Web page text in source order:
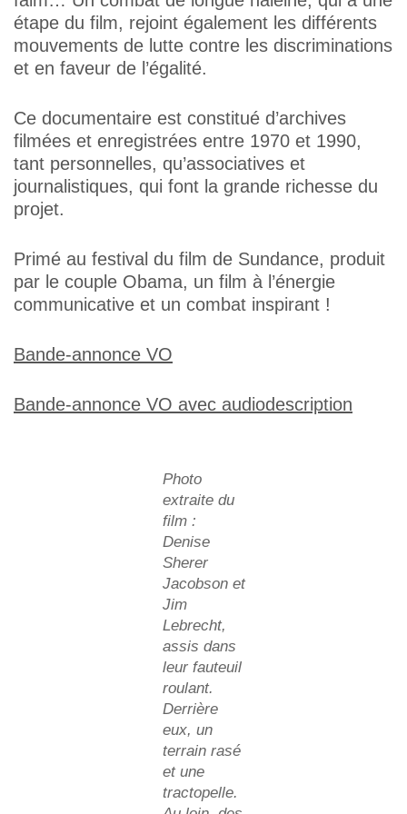
étape du film, rejoint également les différents
mouvements de lutte contre les discriminations
et en faveur de l’égalité.
Ce documentaire est constitué d’archives
filmées et enregistrées entre 1970 et 1990,
tant personnelles, qu’associatives et
journalistiques, qui font la grande richesse du
projet.
Primé au festival du film de Sundance, produit
par le couple Obama, un film à l’énergie
communicative et un combat inspirant !
Bande-annonce VO
Bande-annonce VO avec audiodescription
Photo
extraite du
film :
Denise
Sherer
Jacobson et
Jim
Lebrecht,
assis dans
leur fauteuil
roulant.
Derrière
eux, un
terrain rasé
et une
tractopelle.